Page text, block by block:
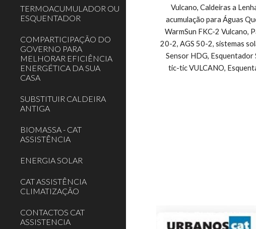
TERMOACUMULADOR OU
ESQUENTADOR
COMPARTICIPAÇÃO DO
GOVERNO PARA
MELHORAR EFICIÊNCIA
ENERGÉTICA DA SUA
CASA
SUBSTITUIR CALDEIRA
ANTIGA
BIOMASSA - CAT
ASSISTÊNCIA
ENERGIA SOLAR
CAT ASSISTÊNCIA
CLIMATIZAÇÃO
CONTACTOS CAT
ASSISTENCIA
Vulcano, Caldeiras a
acumulação para Águas
WarmSun FKC-2 Vulcano,
20-2, AGS 50-2, sistemas
Sensor HDG,
tic-tic VULCANO,